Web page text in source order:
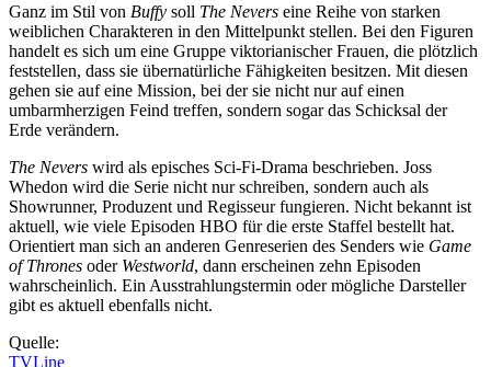
Ganz im Stil von Buffy soll The Nevers eine Reihe von starken
weiblichen Charakteren in den Mittelpunkt stellen. Bei den Figuren
handelt es sich um eine Gruppe viktorianischer Frauen, die plötzlich
feststellen, dass sie übernatürliche Fähigkeiten besitzen. Mit diesen
gehen sie auf eine Mission, bei der sie nicht nur auf einen
umbarmherzigen Feind treffen, sondern sogar das Schicksal der
Erde verändern.
The Nevers wird als episches Sci-Fi-Drama beschrieben. Joss
Whedon wird die Serie nicht nur schreiben, sondern auch als
Showrunner, Produzent und Regisseur fungieren. Nicht bekannt ist
aktuell, wie viele Episoden HBO für die erste Staffel bestellt hat.
Orientiert man sich an anderen Genreserien des Senders wie Game
of Thrones oderWestworld, dann erscheinen zehn Episoden
wahrscheinlich. Ein Ausstrahlungstermin oder mögliche Darsteller
gibt es aktuell ebenfalls nicht.
Quelle:
TVLine